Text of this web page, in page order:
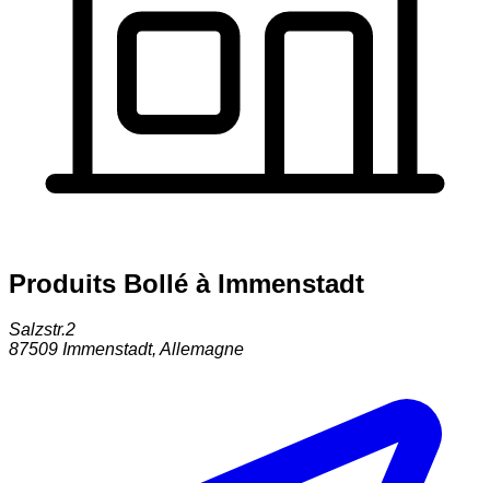
Produits Bollé à Immenstadt
Salzstr.2
87509 Immenstadt,Allemagne